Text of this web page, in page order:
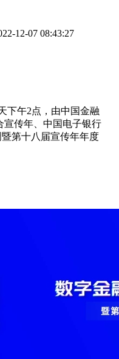
12-07 08:43:27
下午2点，由中国金融
宣传年、中国电子银行
第十八届宣传年年度